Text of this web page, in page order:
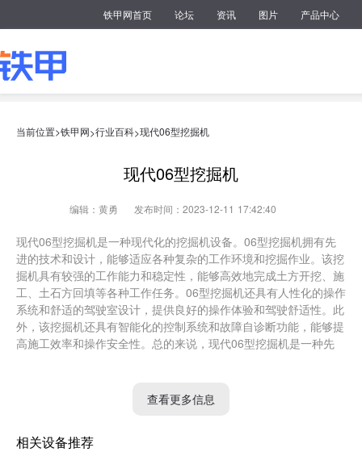
铁甲网首页 论坛 资讯 图片 产品中心
当前位置>铁甲网>行业百科>现代06型挖掘机
现代06型挖掘机
编辑：黄勇 发布时间：2023-12-11 17:42:40
现代06型挖掘机是一种现代化的挖掘机设备。06型挖掘机拥有先
进的技术和设计，能够适应各种复杂的工作环境和挖掘作业。该挖
掘机具有较强的工作能力和稳定性，能够高效地完成土方开挖、施
工、土石方回填等各种工作任务。06型挖掘机还具有人性化的操作
系统和舒适的驾驶室设计，提供良好的操作体验和驾驶舒适性。此
外，该挖掘机还具有智能化的控制系统和故障自诊断功能，能够提
高施工效率和操作安全性。总的来说，现代06型挖掘机是一种先
查看更多信息
相关设备推荐